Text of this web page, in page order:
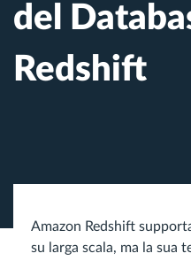
del
Redshift
Amazon Redshift
su larga scala, ma la sua